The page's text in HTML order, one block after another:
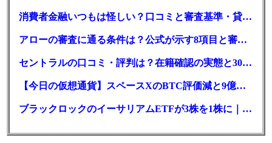
消費者金融いつもは怪しい？口コミと審査基準・貸付条件を調査
アローの審査に通る条件は？公式が示す8項目と審査時間
セントラルの口コミ・評判は？在籍確認の実態と30日金利0円の落とし穴
【今日の仮想通貨】スペースXのBTC評価減と9億株の解禁。208億円相当のBTCが盗難
ブラックロックのイーサリアムETFが3株を1株に｜年初来37%安